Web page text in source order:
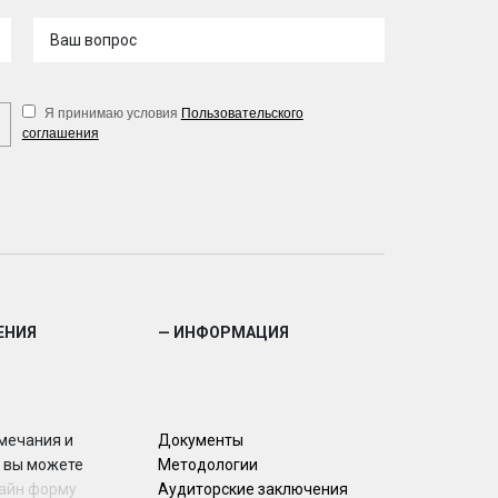
Ваш вопрос
Я принимаю условия Пользовательского
соглашения
и
можете
форму
— ИНФОРМАЦИЯ
Документы
Методологии
Аудиторские заключения